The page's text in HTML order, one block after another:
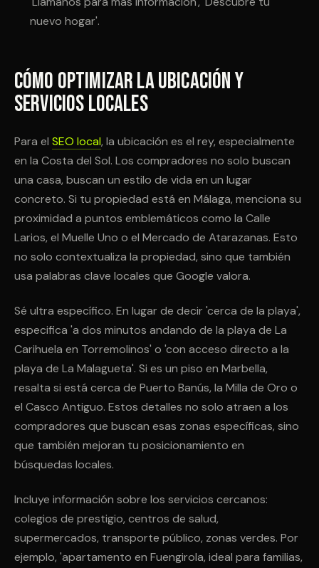
nuevo hogar'.
Cómo Optimizar la Ubicación y
Servicios Locales
Para el SEO local, la ubicación es el rey, especialmente
en la Costa del Sol. Los compradores no solo buscan
una casa, buscan un estilo de vida en un lugar
concreto. Si tu propiedad está en Málaga, menciona su
proximidad a puntos emblemáticos como la Calle
Larios, el Muelle Uno o el Mercado de Atarazanas. Esto
no solo contextualiza la propiedad, sino que también
usa palabras clave locales que Google valora.
Sé ultra específico. En lugar de decir 'cerca de la playa',
especifica 'a dos minutos andando de la playa de La
Carihuela en Torremolinos' o 'con acceso directo a la
playa de La Malagueta'. Si es un piso en Marbella,
resalta si está cerca de Puerto Banús, la Milla de Oro o
el Casco Antiguo. Estos detalles no solo atraen a los
compradores que buscan esas zonas específicas, sino
que también mejoran tu posicionamiento en
búsquedas locales.
Incluye información sobre los servicios cercanos:
colegios de prestigio, centros de salud,
supermercados, transporte público, zonas verdes. Por
ejemplo, 'apartamento en Fuengirola, ideal para familias,